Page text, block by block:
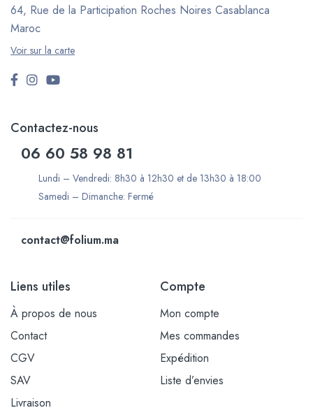
64, Rue de la Participation Roches Noires Casablanca
Maroc
Voir sur la carte
Contactez-nous
06 60 58 98 81
Lundi – Vendredi: 8h30 à 12h30 et de 13h30 à 18:00
Samedi – Dimanche: Fermé
contact@folium.ma
Liens utiles
À propos de nous
Contact
CGV
SAV
Livraison
Compte
Mon compte
Mes commandes
Expédition
Liste d’envies